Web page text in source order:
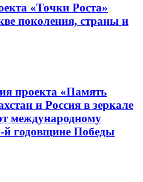
«Точки Роста»
поколения, страны и
проекта «Память
и Россия в зеркале
международному
й годовщине Победы